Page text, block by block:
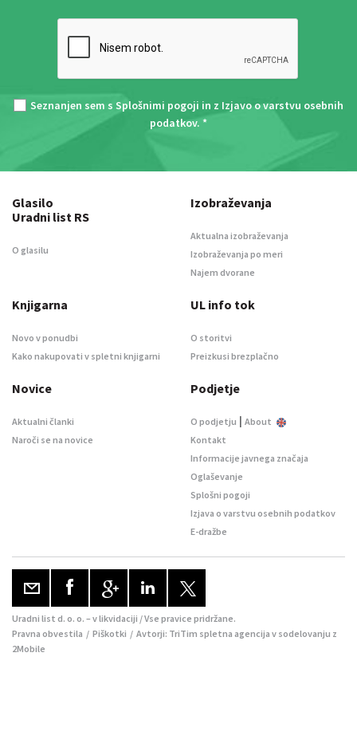
Seznanjen sem s Splošnimi pogoji in z Izjavo o varstvu osebnih
podatkov. *
Glasilo
Uradni list RS
O glasilu
Izobraževanja
Aktualna izobraževanja
Izobraževanja po meri
Najem dvorane
Knjigarna
Novo v ponudbi
Kako nakupovati v spletni knjigarni
UL info tok
O storitvi
Preizkusi brezplačno
Novice
Aktualni članki
Naroči se na novice
Podjetje
O podjetju | About
Kontakt
Informacije javnega značaja
Oglaševanje
Splošni pogoji
Izjava o varstvu osebnih podatkov
E-dražbe
Uradni list d. o. o. – v likvidaciji / Vse pravice pridržane.
Pravna obvestila / Piškotki / Avtorji: TriTim spletna agencija v sodelovanju z
2Mobile